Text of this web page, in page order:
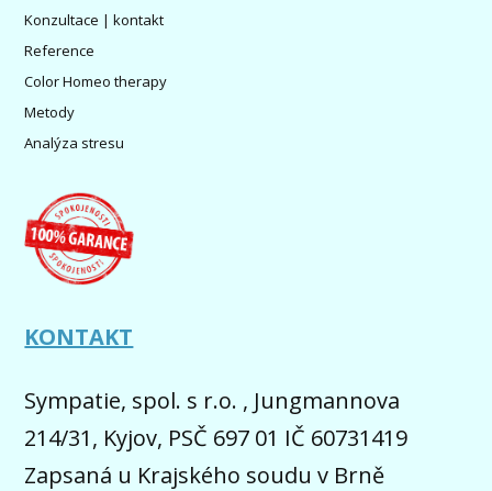
Konzultace | kontakt
Reference
Color Homeo therapy
Metody
Analýza stresu
KONTAKT
Sympatie, spol. s r.o. , Jungmannova
214/31, Kyjov, PSČ 697 01 IČ 60731419
Zapsaná u Krajského soudu v Brně